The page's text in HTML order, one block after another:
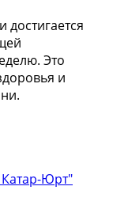
Это
и
Юрт"